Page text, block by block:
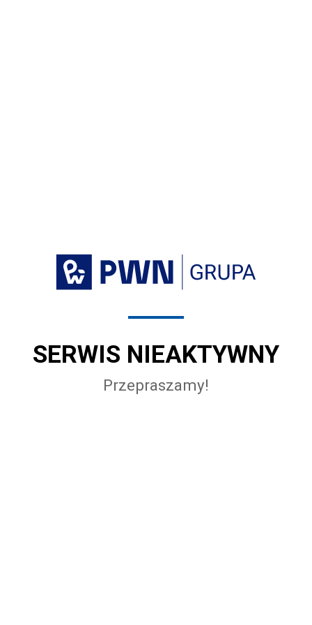
SERWIS NIEAKTYWNY
Przepraszamy!